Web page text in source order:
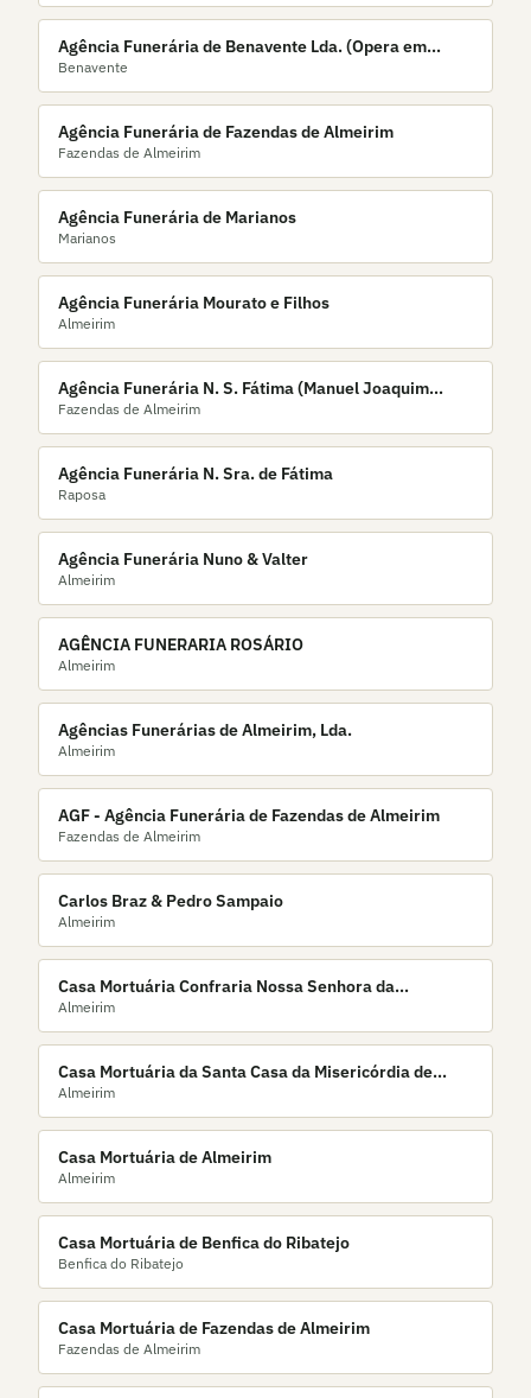
Agência Funerária de Benavente Lda. (Opera em
Almeirim)
Benavente
Agência Funerária de Fazendas de Almeirim
Fazendas de Almeirim
Agência Funerária de Marianos
Marianos
Agência Funerária Mourato e Filhos
Almeirim
Agência Funerária N. S. Fátima (Manuel Joaquim
Charrua)
Fazendas de Almeirim
Agência Funerária N. Sra. de Fátima
Raposa
Agência Funerária Nuno & Valter
Almeirim
AGÊNCIA FUNERARIA ROSÁRIO
Almeirim
Agências Funerárias de Almeirim, Lda.
Almeirim
AGF - Agência Funerária de Fazendas de Almeirim
Fazendas de Almeirim
Carlos Braz & Pedro Sampaio
Almeirim
Casa Mortuária Confraria Nossa Senhora da
Conceição
Almeirim
Casa Mortuária da Santa Casa da Misericórdia de
Almeirim
Almeirim
Casa Mortuária de Almeirim
Almeirim
Casa Mortuária de Benfica do Ribatejo
Benfica do Ribatejo
Casa Mortuária de Fazendas de Almeirim
Fazendas de Almeirim